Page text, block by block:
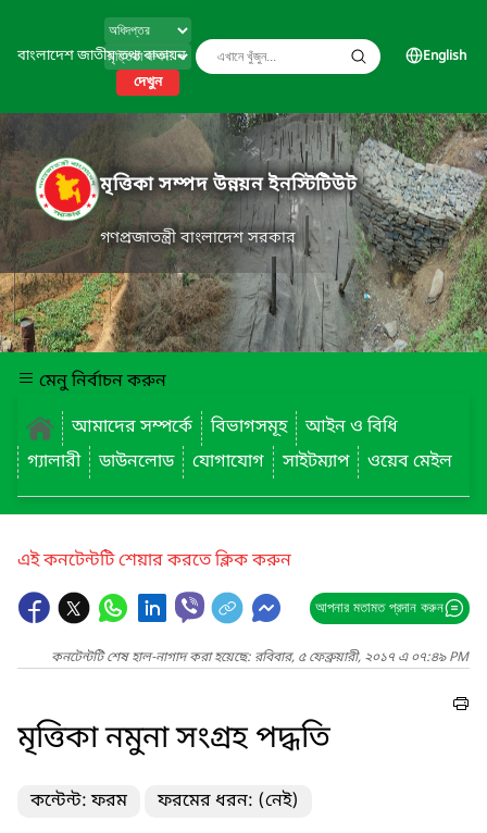
বাংলাদেশ জাতীয় তথ্য বাতায়ন
দেখুন
English
মৃত্তিকা সম্পদ উন্নয়ন ইনস্টিটিউট
গণপ্রজাতন্ত্রী বাংলাদেশ সরকার
মেনু নির্বাচন করুন
আমাদের সম্পর্কে
বিভাগসমূহ
আইন ও বিধি
গ্যালারী
ডাউনলোড যোগাযোগ সাইটম্যাপ ওয়েব মেইল
এই কনটেন্টটি শেয়ার করতে ক্লিক করুন
আপনার মতামত প্রদান করুন
কনটেন্টটি শেষ হাল-নাগাদ করা হয়েছে: রবিবার, ৫ ফেব্রুয়ারী, ২০১৭ এ ০৭:৪৯ PM
মৃত্তিকা নমুনা সংগ্রহ পদ্ধতি
কন্টেন্ট: ফরম ফরমের ধরন: (নেই)